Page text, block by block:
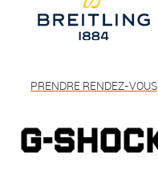
PRENDRE RENDEZ-VOUS